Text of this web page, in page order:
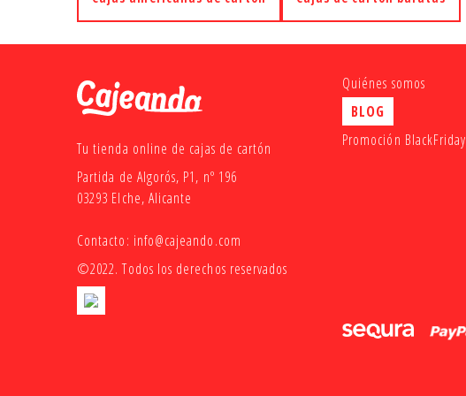
Tu tienda online de cajas de cartón
Partida de Algorós, P1, nº 196
03293 Elche, Alicante
Contacto: info@cajeando.com
©2022. Todos los derechos reservados
Quiénes somos
BLOG
Promoción BlackFriday